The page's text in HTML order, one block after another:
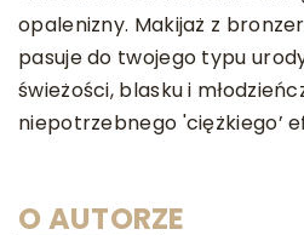
opalenizny. Makijaż z
pasuje do twojego typu
świeżości, blasku i
niepotrzebnego 'ciężkiego’
O AUTORZE